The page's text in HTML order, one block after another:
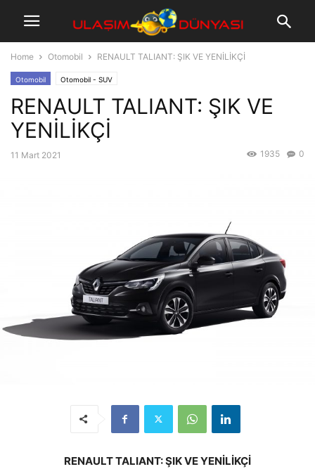
Home Otomobil RENAULT TALIANT: ŞIK VE YENİLİKÇİ
Otomobil Otomobil - SUV
RENAULT TALIANT: ŞIK VE
YENİLİKÇİ
11 Mart 2021 0
1935
RENAULT TALIANT: ŞIK VE YENİLİKÇİ